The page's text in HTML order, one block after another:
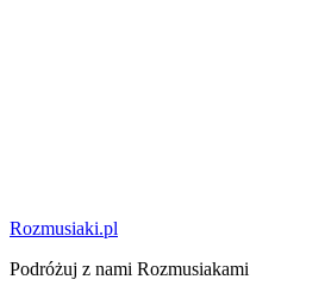
Rozmusiaki.pl
Podróżuj z nami Rozmusiakami